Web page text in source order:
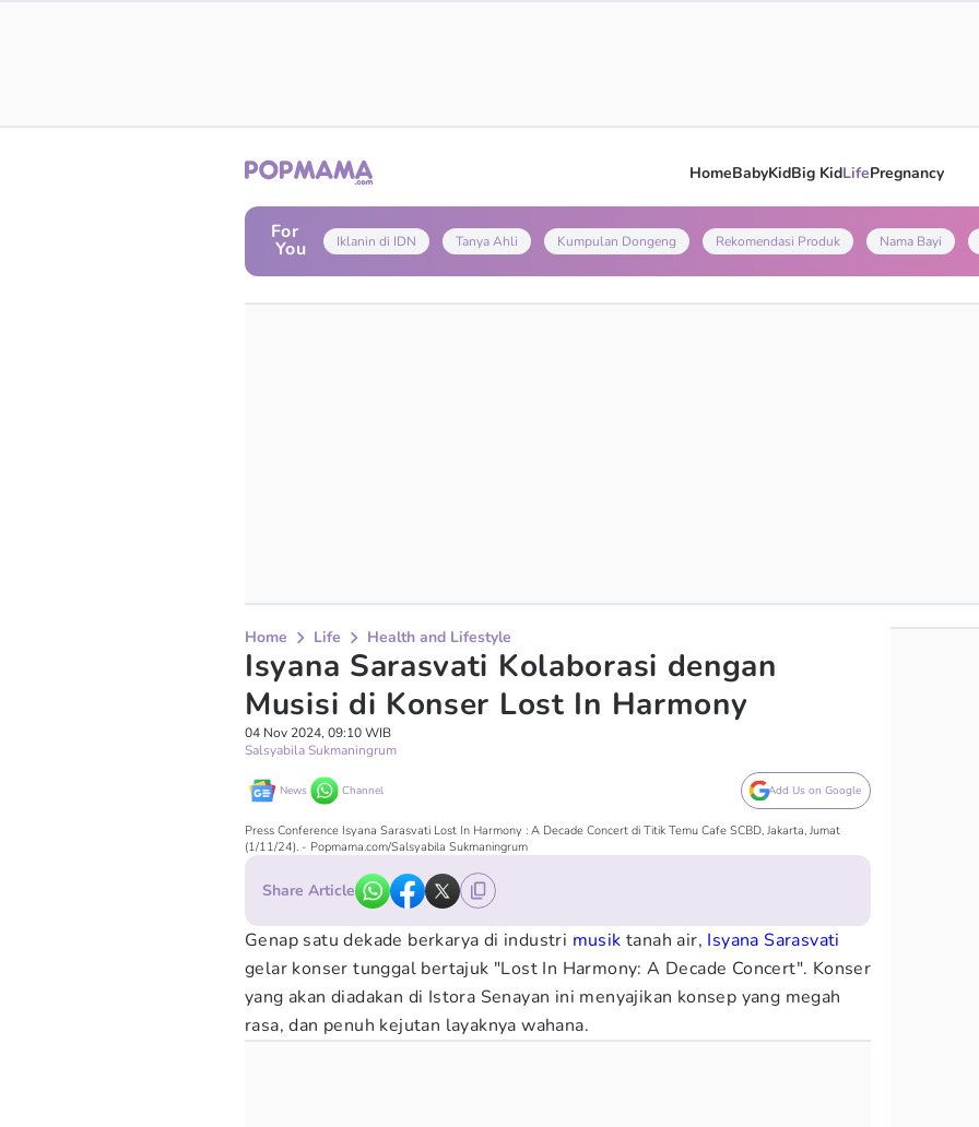
HomeBabyKidBig KidLifePregnancy
For
You Iklanin di IDN Tanya Ahli Kumpulan Dongeng Rekomendasi Produk Nama Bayi
Home Life Health and Lifestyle
Isyana Sarasvati Kolaborasi dengan
Musisi di Konser Lost In Harmony
04 Nov 2024, 09:10 WIB
Salsyabila Sukmaningrum
News Channel Add Us on Google
Press Conference Isyana Sarasvati Lost In Harmony : A Decade Concert di Titik Temu Cafe SCBD, Jakarta, Jumat
(1/11/24). - Popmama.com/Salsyabila Sukmaningrum
Share Article
Genap satu dekade berkarya di industri musik tanah air, Isyana Sarasvati
gelar konser tunggal bertajuk "Lost In Harmony: A Decade Concert". Konser
yang akan diadakan di Istora Senayan ini menyajikan konsep yang megah
rasa, dan penuh kejutan layaknya wahana.